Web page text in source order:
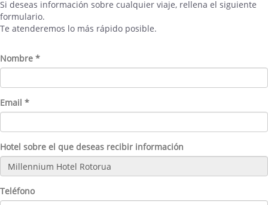
Si deseas información sobre cualquier viaje, rellena el siguiente
formulario.
Te atenderemos lo más rápido posible.
Nombre *
Email *
Hotel sobre el que deseas recibir información
Teléfono